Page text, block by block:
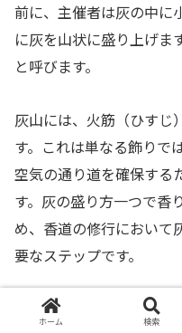
前に、主催者は灰の中に
に灰を山状に盛り上げま
と呼びます。
灰山には、火筋（ひすじ
す。これは単なる飾りで
空気の通り道を確保する
す。灰の盛り方一つで香
め、香道の修行において
要なステップです。
白く細かな灰が、幾何学
ホーム 検索